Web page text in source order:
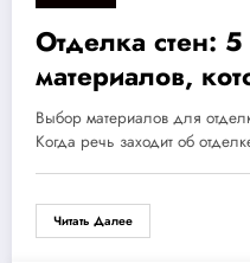
Отделка стен:
материалов,
ваш интерьер и
уникальным
Выбор материалов для
Когда речь заходит об
Читать Далее